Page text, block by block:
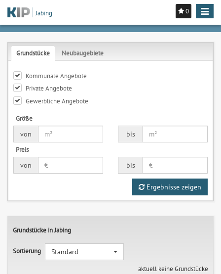
0
Toggle
Jabing
Grundstücke Neubaugebiete
Kommunale Angebote
Private Angebote
Gewerbliche Angebote
Größe
von
bis
Preis
von
bis
Ergebnisse zeigen
Grundstücke in Jabing
Sortierung
Standard
aktuell keine Grundstücke